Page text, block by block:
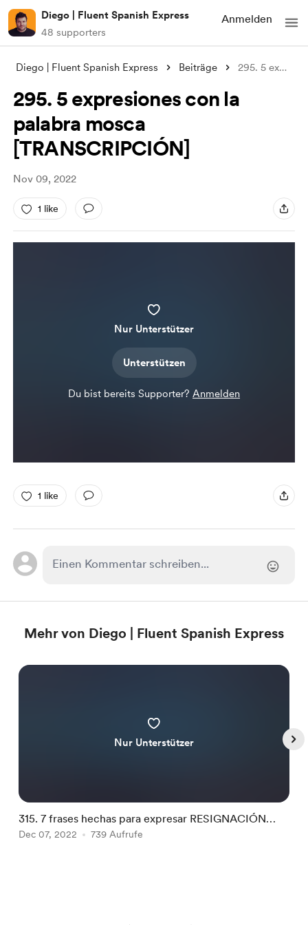
Diego | Fluent Spanish Express
48 supporters
Anmelden
Diego | Fluent Spanish Express Beiträge 295. 5 expresiones con la palabra mosca
295. 5 expresiones con la
palabra mosca
[TRANSCRIPCIÓN]
Nov 09, 2022
1 like
Nur Unterstützer
Unterstützen
Du bist bereits Supporter? Anmelden
1 like
Mehr von Diego | Fluent Spanish Express
Nur Unterstützer
315. 7 frases hechas para expresar RESIGNACIÓN
[TRANSCRIPCIÓN]
Dec 07, 2022 739 Aufrufe